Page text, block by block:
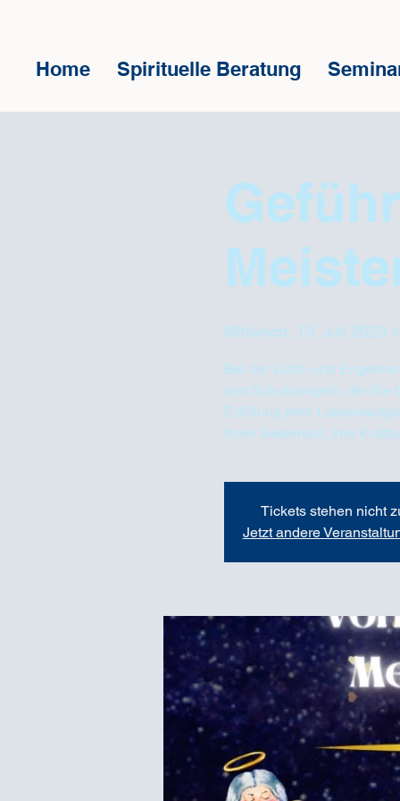
Home Spirituelle Beratung
Mittwoch, 19. Juli 2023
Bei der Licht- und
und Schutzengeln, die Sie
Erfüllung Ihrer
Ihren Seelenteil, Ihre
Tickets stehen nicht
Jetzt andere